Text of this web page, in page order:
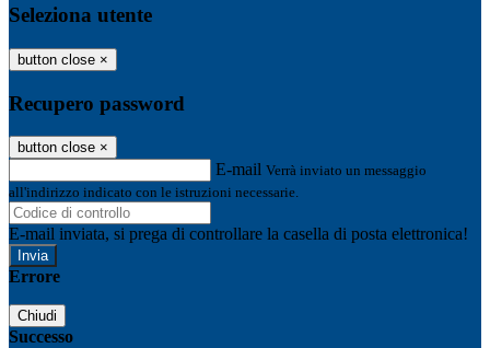
Seleziona utente
button close ×
Recupero password
button close ×
E-mail Verrà inviato un messaggio
all'indirizzo indicato con le istruzioni necessarie.
E-mail inviata, si prega di controllare la casella di posta elettronica!
Errore
Chiudi
Successo